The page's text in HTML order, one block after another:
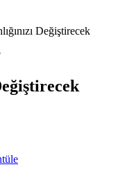
Değiştirecek